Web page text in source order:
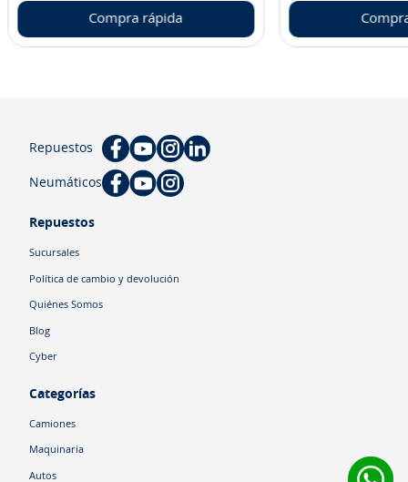
Compra rápida
Repuestos
Neumáticos
Repuestos
Sucursales
Política de cambio y devolución
Quiénes Somos
Blog
Cyber
Categorías
Camiones
Maquinaria
Autos